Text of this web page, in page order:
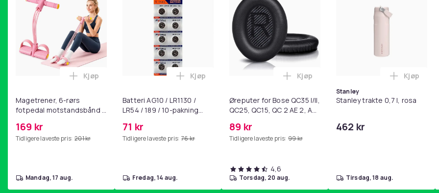
Magetrener, 6-rørs
fotpedal motstandsbånd -
yoga og
hjemmegymnastikk Pink
169 kr
Tidligere laveste pris: 201 kr
Legg Magetrener, 6-rørs fotpedal motstandsbånd - mage- og kjernetrening, yoga og
Kjøp
mandag, 17 aug.
Batteri AG10 / LR1130 /
LR54 / 189 / 10-pakning
71 kr
Tidligere laveste pris: 76 kr
Legg Batteri AG10 / LR1130 / LR54 / 189 / 10-pakning PKcell i
Kjøp
fredag, 14 aug.
Øreputer for Bose QC35 I/II,
QC25, QC15, QC 2 AE 2, AE
SoundLink Black
89 kr
Tidligere laveste pris: 99 kr
Legg Øreputer for Bose QC35 I/II, QC25,
Kjøp
4,6
torsdag, 20 aug.
Stanley
Stanley trakte 0,7 l, rosa
462 kr
Legg
Kjøp
tirsdag, 18 aug.